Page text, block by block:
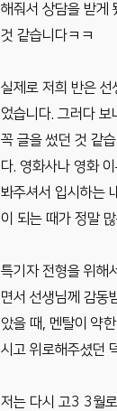
해줘서 상담을 받게
것 같습니다ㅋㅋ
실제로 저희 반은
었습니다. 그러다
꼭 글을 썼던 것 같
다. 영화사나 영화
봐주셔서 입시하는
이 되는 때가 정말
특기자 전형을 위해
면서 선생님께 감동
았을 때, 멘탈이 약
시고 위로해주셨던
저는 다시 고3 3월